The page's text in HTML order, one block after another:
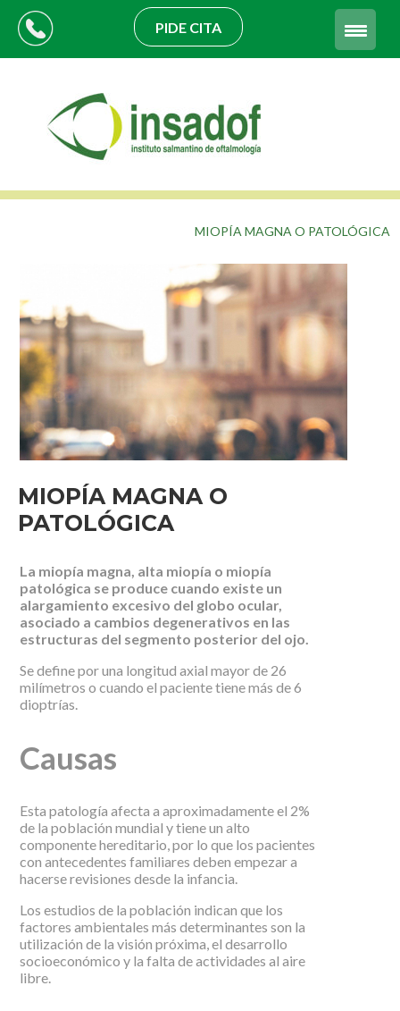
PIDE CITA
MIOPÍA MAGNA O PATOLÓGICA
MIOPÍA MAGNA O
PATOLÓGICA
La miopía magna, alta miopía o miopía
patológica se produce cuando existe un
alargamiento excesivo del globo ocular,
asociado a cambios degenerativos en las
estructuras del segmento posterior del ojo.
Se define por una longitud axial mayor de 26
milímetros o cuando el paciente tiene más de 6
dioptrías.
Causas
Esta patología afecta a aproximadamente el 2%
de la población mundial y tiene un alto
componente hereditario, por lo que los pacientes
con antecedentes familiares deben empezar a
hacerse revisiones desde la infancia.
Los estudios de la población indican que los
factores ambientales más determinantes son la
utilización de la visión próxima, el desarrollo
socioeconómico y la falta de actividades al aire
libre.